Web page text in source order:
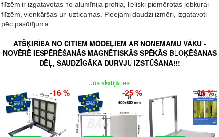
flīzēm ir izgatavotas no alumīnija profila, lieliski piemērotas jebkurai
flīzēm, vienkāršas un uzticamas. Pieejami daudzi izmēri, izgatavoti
pēc pasūtījuma.
ATŠĶIRĪBA NO CITIEM MODEĻIEM AR NOŅEMAMU VĀKU -
NOVĒRĒ IESPĒRĒŠANĀS MAGNĒTISKĀS SPĒKĀS BLOĶĒŠANAS
DĒĻ, SAUDZĪGĀKA DURVJU IZSTŪŠANA!!!
Jūs skatījāties
-16 % -25 % -46 %